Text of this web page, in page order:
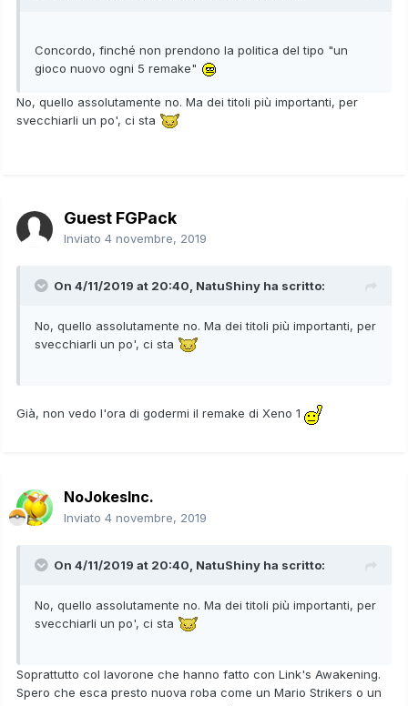
Concordo, finché non prendono la politica del tipo "un
gioco nuovo ogni 5 remake"
No, quello assolutamente no. Ma dei titoli più importanti, per
svecchiarli un po', ci sta
Guest FGPack
Inviato 4 novembre, 2019
On 4/11/2019 at 20:40, NatuShiny ha scritto:
No, quello assolutamente no. Ma dei titoli più importanti, per
svecchiarli un po', ci sta
Già, non vedo l'ora di godermi il remake di Xeno 1
NoJokesInc.
Inviato 4 novembre, 2019
On 4/11/2019 at 20:40, NatuShiny ha scritto:
No, quello assolutamente no. Ma dei titoli più importanti, per
svecchiarli un po', ci sta
Soprattutto col lavorone che hanno fatto con Link's Awakening.
Spero che esca presto nuova roba come un Mario Strikers o un